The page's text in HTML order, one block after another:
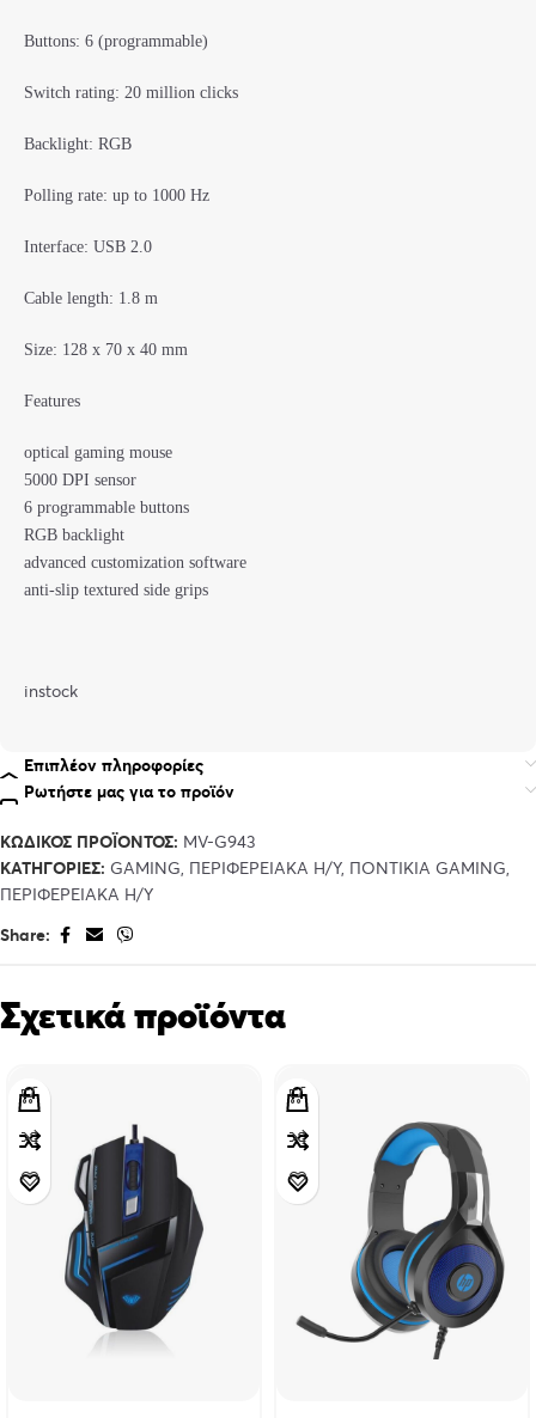
Buttons: 6 (programmable)
Switch rating: 20 million clicks
Backlight: RGB
Polling rate: up to 1000 Hz
Interface: USB 2.0
Cable length: 1.8 m
Size: 128 x 70 x 40 mm
Features
optical gaming mouse
5000 DPI sensor
6 programmable buttons
RGB backlight
advanced customization software
anti-slip textured side grips
instock
Επιπλέον πληροφορίες
Ρωτήστε μας για το προϊόν
ΚΩΔΙΚΌΣ ΠΡΟΪΌΝΤΟΣ: MV-G943
ΚΑΤΗΓΟΡΊΕΣ: GAMING, ΠΕΡΙΦΕΡΕΙΑΚΑ Η/Υ, ΠΟΝΤΙΚΙΑ GAMING,
ΠΕΡΙΦΕΡΕΙΑΚΑ Η/Υ
Share:
Σχετικά προϊόντα